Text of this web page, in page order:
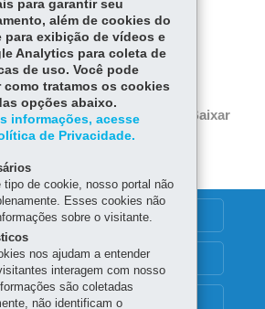
COMPARTILHE:
Fa
ce
bo
ok
Tw
itt
er
W
ha
Ap
Início Imprimir Baixar
para garantir seu
além de cookies do
para exibição de vídeos e
Analytics para coleta de
de uso. Você pode
como tratamos os cookies
opções abaixo.
informações, acesse
de Privacidade.
tipo de cookie, nosso portal não
Esses cookies não
sobre o visitante.
nos ajudam a entender
interagem com nosso
são coletadas
não identificam o